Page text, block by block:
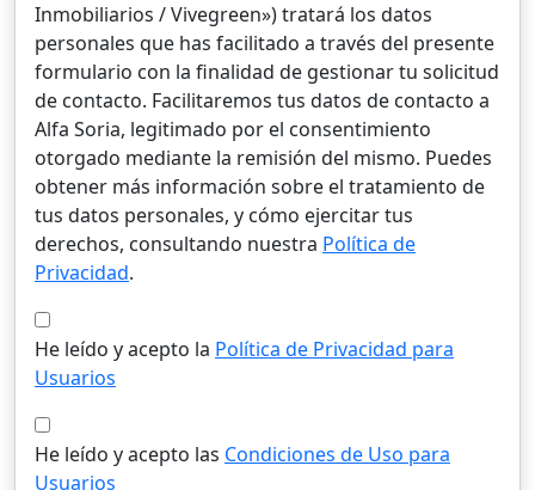
Inmobiliarios / Vivegreen») tratará los datos
personales que has facilitado a través del presente
formulario con la finalidad de gestionar tu solicitud
de contacto. Facilitaremos tus datos de contacto a
Alfa Soria, legitimado por el consentimiento
otorgado mediante la remisión del mismo. Puedes
obtener más información sobre el tratamiento de
tus datos personales, y cómo ejercitar tus
derechos, consultando nuestra Política de
Privacidad.
He leído y acepto la Política de Privacidad para
Usuarios
He leído y acepto las Condiciones de Uso para
Usuarios